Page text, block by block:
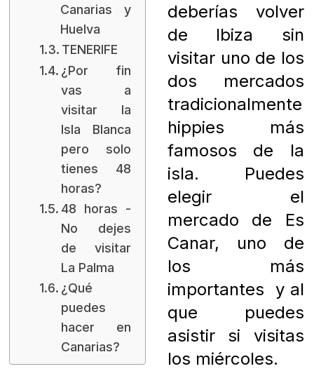
Canarias y
Huelva
TENERIFE
¿Por fin
vas a
visitar la
Isla Blanca
pero solo
tienes 48
horas?
48 horas -
No dejes
de visitar
La Palma
¿Qué
puedes
hacer en
Canarias?
deberías volver
de Ibiza sin
visitar uno de los
dos mercados
tradicionalmente
hippies más
famosos de la
isla. Puedes
elegir el
mercado de Es
Canar, uno de
los más
importantes y al
que puedes
asistir si visitas
los miércoles.